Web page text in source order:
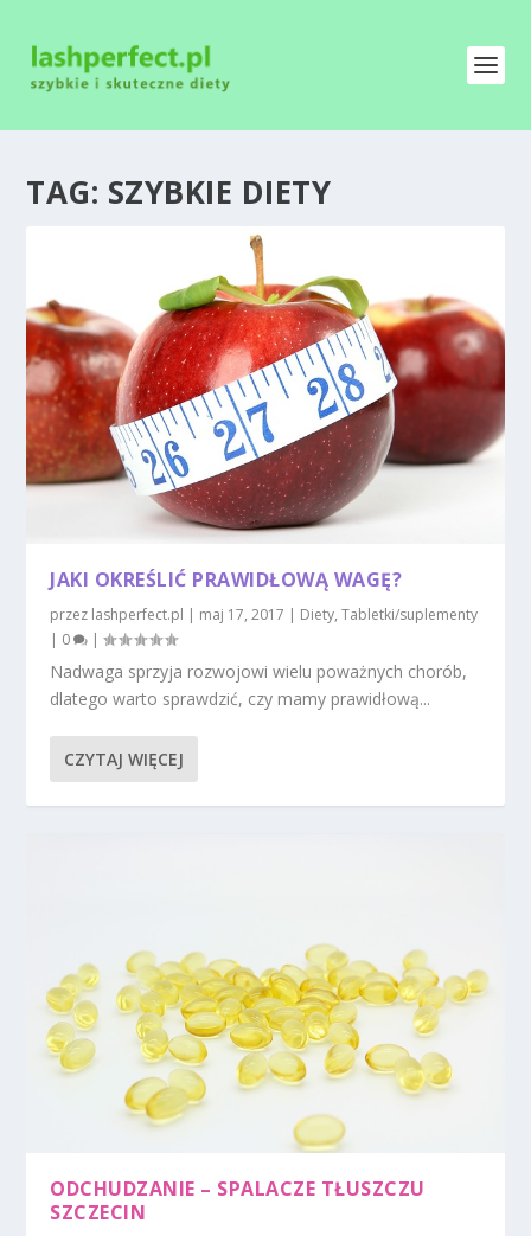
TAG: SZYBKIE DIETY
JAKI OKREŚLIĆ PRAWIDŁOWĄ WAGĘ?
przez lashperfect.pl | maj 17, 2017 | Diety,Tabletki/suplementy
| 0 |
Nadwaga sprzyja rozwojowi wielu poważnych chorób,
dlatego warto sprawdzić, czy mamy prawidłową...
CZYTAJ WIĘCEJ
ODCHUDZANIE – SPALACZE TŁUSZCZU
SZCZECIN